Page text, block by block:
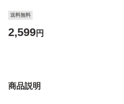
送料無料
2,599円
商品説明